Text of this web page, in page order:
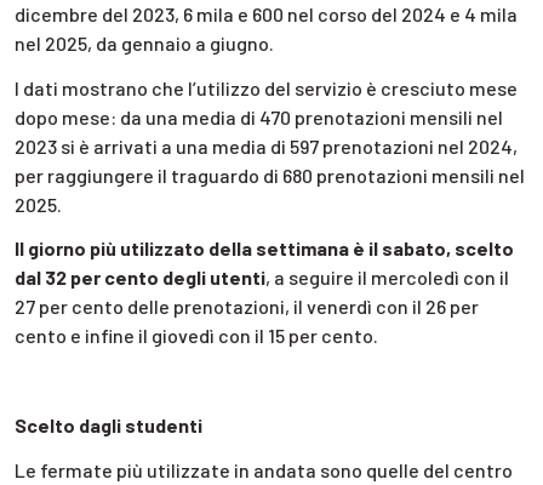
dicembre del 2023, 6 mila e 600 nel corso del 2024 e 4 mila
nel 2025, da gennaio a giugno.
I dati mostrano che l’utilizzo del servizio è cresciuto mese
dopo mese: da una media di 470 prenotazioni mensili nel
2023 si è arrivati a una media di 597 prenotazioni nel 2024,
per raggiungere il traguardo di 680 prenotazioni mensili nel
2025.
Il giorno più utilizzato della settimana è il sabato, scelto
dal 32 per cento degli utenti, a seguire il mercoledì con il
27 per cento delle prenotazioni, il venerdì con il 26 per
cento e infine il giovedì con il 15 per cento.
Scelto dagli studenti
Le fermate più utilizzate in andata sono quelle del centro